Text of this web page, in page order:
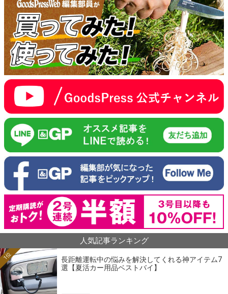
人気記事ランキング
長距離運転中の悩みを解決してくれる神アイテム7
選【夏活カー用品ベストバイ】
1位